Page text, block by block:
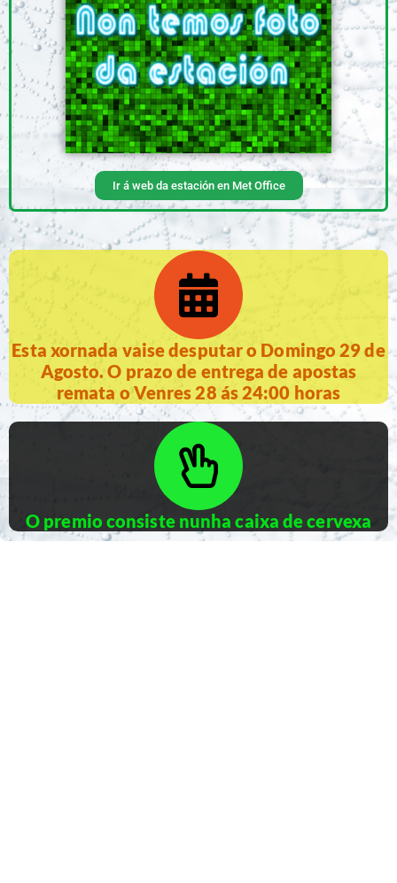
Ir á web da estación en Met Office
Esta xornada vaise desputar o Domingo 29 de
Agosto. O prazo de entrega de apostas
remata o Venres 28 ás 24:00 horas
O premio consiste nunha caixa de cervexa